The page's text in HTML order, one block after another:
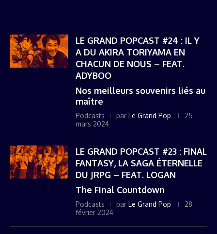
LE GRAND POPCAST #24 : IL Y
A DU AKIRA TORIYAMA EN
CHACUN DE NOUS – FEAT.
ADYBOO
Nos meilleurs souvenirs liés au
maître
Podcasts par Le Grand Pop
25
mars 2024
LE GRAND POPCAST #23 : FINAL
FANTASY, LA SAGA ÉTERNELLE
DU JRPG – FEAT. LOGAN
The Final Countdown
Podcasts par Le Grand Pop
28
février 2024